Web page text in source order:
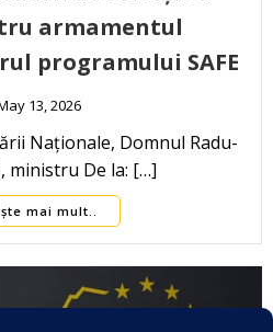
armamentul
programului SAFE
13, 2026
Naționale, Domnul Radu-
ministru De la: […]
mai mult..